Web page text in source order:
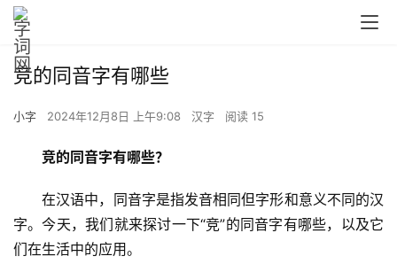
竞的同音字有哪些
小字 2024年12月8日 上午9:08 汉字 阅读 15
竞的同音字有哪些？
在汉语中，同音字是指发音相同但字形和意义不同的汉
字。今天，我们就来探讨一下“竞”的同音字有哪些，以及它
们在生活中的应用。